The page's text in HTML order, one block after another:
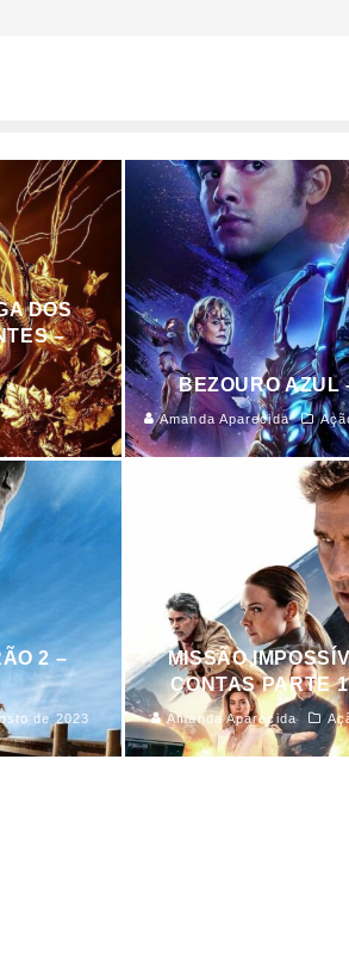
DOS
–
BEZOURO AZUL
Amanda Aparecida
2 –
de 2023
MISSÃO
CONTAS PARTE
Amanda Aparecida